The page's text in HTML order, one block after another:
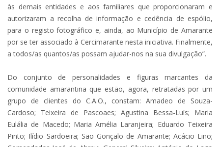
às demais entidades e aos familiares que proporcionaram e
autorizaram a recolha de informação e cedência de espólio,
para o registo fotográfico e, ainda, ao Município de Amarante
por se ter associado à Cercimarante nesta iniciativa. Finalmente,
a todos/as quantos/as possam ajudar-nos na sua divulgação”.
Do conjunto de personalidades e figuras marcantes da
comunidade amarantina que estão, agora, retratadas por um
grupo de clientes do C.A.O., constam: Amadeo de Souza-
Cardoso; Teixeira de Pascoaes; Agustina Bessa-Luís; Maria
Eulália de Macedo; Maria Amélia Laranjeira; Eduardo Teixeira
Pinto; Ilídio Sardoeira; São Gonçalo de Amarante; Acácio Lino;